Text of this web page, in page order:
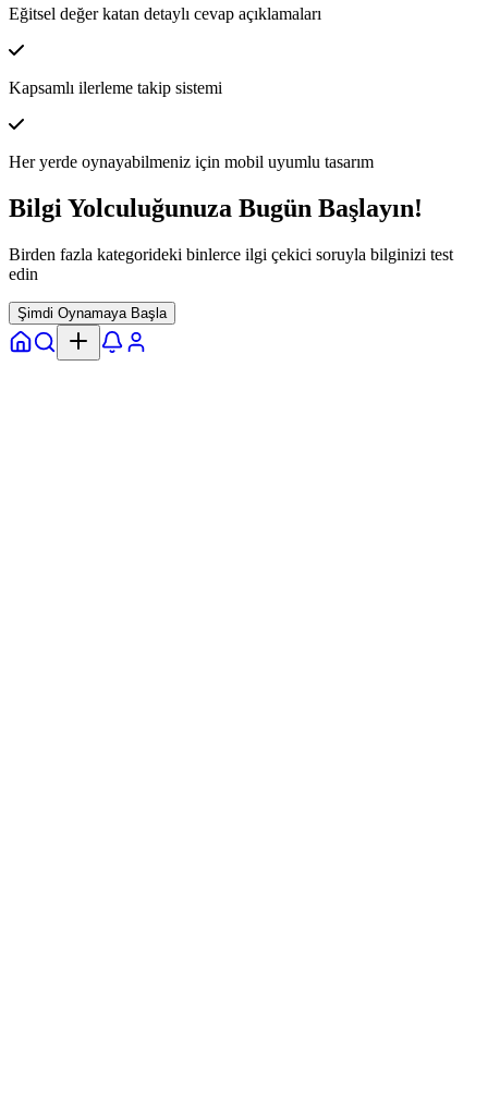
Eğitsel değer katan detaylı cevap açıklamaları
Kapsamlı ilerleme takip sistemi
Her yerde oynayabilmeniz için mobil uyumlu tasarım
Bilgi Yolculuğunuza Bugün Başlayın!
Birden fazla kategorideki binlerce ilgi çekici soruyla bilginizi test
edin
Şimdi Oynamaya Başla
Ana Sayfa
Keşfet Bildirimler